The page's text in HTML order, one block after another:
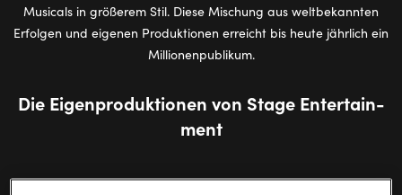
Musicals in größerem Stil. Diese Mischung aus weltbekannten
Erfolgen und eigenen Produktionen erreicht bis heute jährlich ein
Millionenpublikum.
Die Ei­gen­pro­duk­tio­nen von Stage En­ter­tain­
ment